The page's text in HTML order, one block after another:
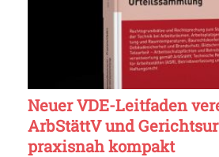
Neuer VDE-Leitfaden
ArbStättV und
praxisnah kompakt